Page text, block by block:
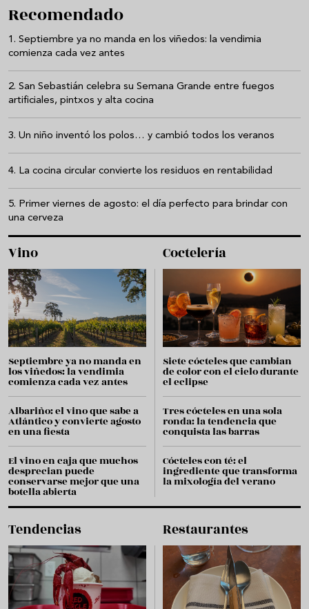
Recomendado
Septiembre ya no manda en los viñedos: la vendimia
comienza cada vez antes
San Sebastián celebra su Semana Grande entre fuegos
artificiales, pintxos y alta cocina
Un niño inventó los polos… y cambió todos los veranos
La cocina circular convierte los residuos en rentabilidad
Primer viernes de agosto: el día perfecto para brindar con
una cerveza
Vino
Septiembre ya no manda en
los viñedos: la vendimia
comienza cada vez antes
Albariño: el vino que sabe a
Atlántico y convierte agosto
en una fiesta
El vino en caja que muchos
desprecian puede
conservarse mejor que una
botella abierta
Coctelería
Siete cócteles que cambian
de color con el cielo durante
el eclipse
Tres cócteles en una sola
ronda: la tendencia que
conquista las barras
Cócteles con té: el
ingrediente que transforma
la mixología del verano
Tendencias Restaurantes